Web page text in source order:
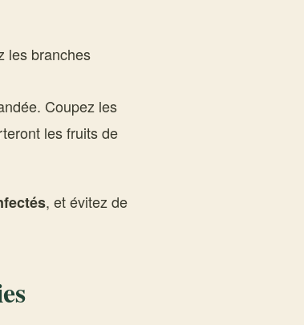
les branches
Coupez les
les fruits de
, et évitez de